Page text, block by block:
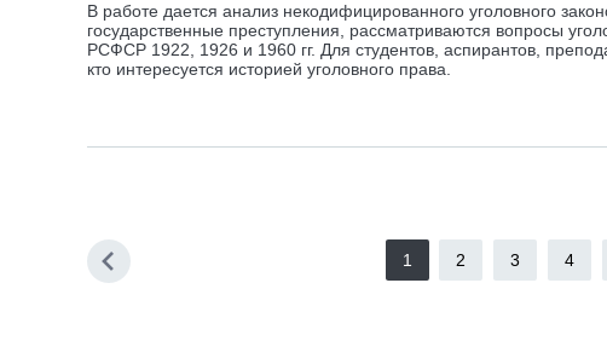
В работе дается анализ некодифицированного уголовного
государственные преступления, рассматриваются вопросы
РСФСР 1922, 1926 и 1960 гг. Для студентов, аспирантов,
кто интересуется историей уголовного права.
1 2 3 4